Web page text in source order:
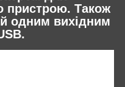
пристрою. Також
одним вихідним